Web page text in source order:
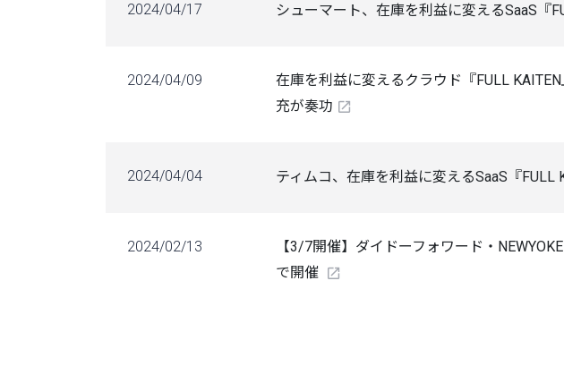
2024/04/17 シューマート、在庫を利益に変えるSaaS『
2024/04/09
在庫を利益に変えるクラウド『FULL
充が奏功
2024/04/04 ティムコ、在庫を利益に変えるSaaS『FULL
2024/02/13
【3/7開催】ダイドーフォワード・
で開催